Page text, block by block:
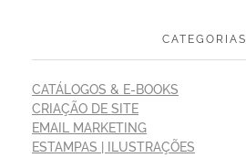
CATEGORIAS
CATÁLOGOS & E-BOOKS
CRIAÇÃO DE SITE
EMAIL MARKETING
ESTAMPAS | ILUSTRAÇÕES